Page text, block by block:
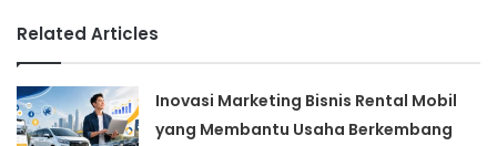
Related Articles
Inovasi Marketing Bisnis Rental Mobil
yang Membantu Usaha Berkembang